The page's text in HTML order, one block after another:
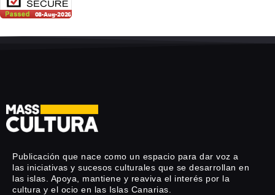
Publicación que nace como un espacio para dar voz a
las iniciativas y sucesos culturales que se desarrollan en
las islas. Apoya, mantiene y reaviva el interés por la
cultura y el ocio en las Islas Canarias.